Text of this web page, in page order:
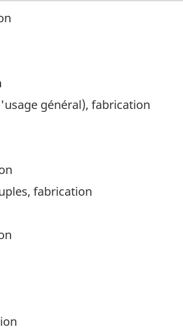
général), fabrication
fabrication